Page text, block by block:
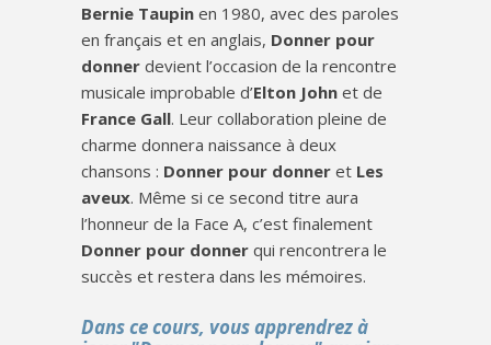
Bernie Taupin en 1980, avec des paroles
en français et en anglais, Donner pour
donner devient l’occasion de la rencontre
musicale improbable d’Elton John et de
France Gall. Leur collaboration pleine de
charme donnera naissance à deux
chansons : Donner pour donner et Les
aveux. Même si ce second titre aura
l’honneur de la Face A, c’est finalement
Donner pour donner qui rencontrera le
succès et restera dans les mémoires.
Dans ce cours, vous apprendrez à